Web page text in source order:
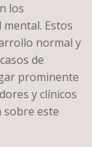
los
Estos
normal y
de
prominente
y clínicos
sobre este